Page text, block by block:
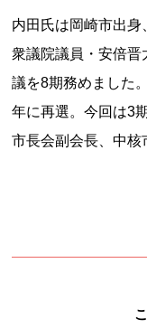
内田氏は岡崎市出身
衆議院議員・安倍
議を8期務めました
年に再選。今回は3
市長会副会長、中核